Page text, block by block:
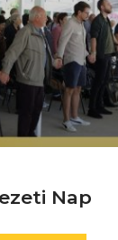
Nap